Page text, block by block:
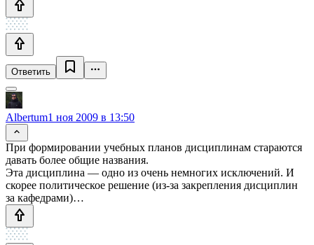
Ответить
Albertum1 ноя 2009 в 13:50
При формировании учебных планов дисциплинам стараются
давать более общие названия.
Эта дисциплина — одно из очень немногих исключений. И
скорее политическое решение (из-за закрепления дисциплин
за кафедрами)…